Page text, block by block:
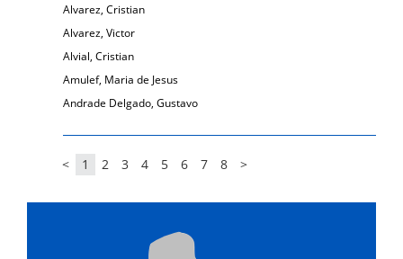
Alvarez, Cristian
Alvarez, Victor
Alvial, Cristian
Amulef, Maria de Jesus
Andrade Delgado, Gustavo
< 1 2 3 4 5 6 7 8 >